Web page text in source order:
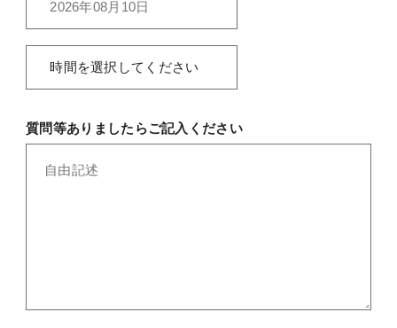
質問等ありましたらご記入ください